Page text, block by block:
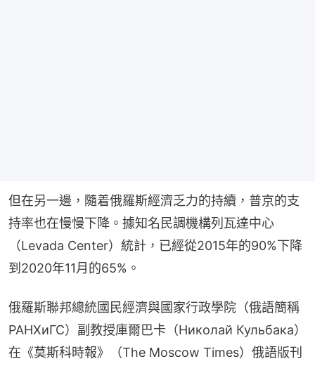
但在另一邊，隨着俄羅斯經濟乏力的持續，普京的支
持率也在慢慢下降。據知名民調機構列瓦達中心
（Levada Center）統計，已經從2015年的90%下降
到2020年11月的65%。
俄羅斯聯邦總統國民經濟與國家行政學院（俄語簡稱
РАНХиГС）副教授庫爾巴卡（Николай Кульбака）
在《莫斯科時報》（The Moscow Times）俄語版刊